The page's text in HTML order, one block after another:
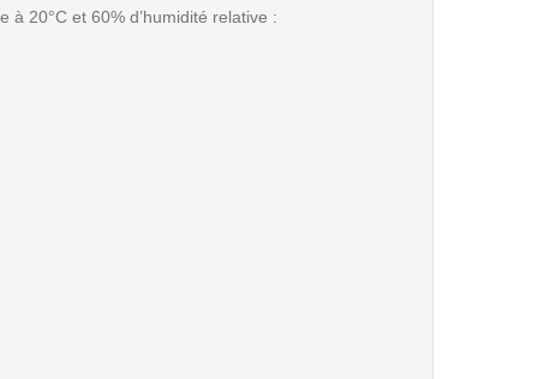
20°C et 60% d’humidité relative :